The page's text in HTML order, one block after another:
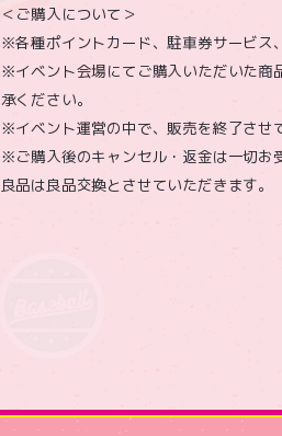
＜ご購入について＞
※各種ポイントカード、駐車券サービス
※イベント会場にてご購入いただいた商
承ください。
※イベント運営の中で、販売を終了させ
※ご購入後のキャンセル・返金は一切お
良品は良品交換とさせていただきます。